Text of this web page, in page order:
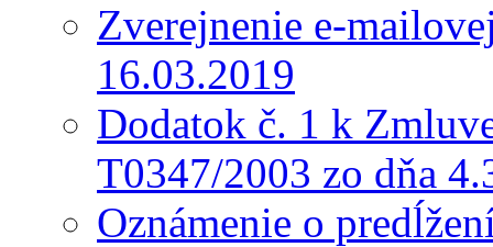
Zverejnenie e-
16.03.2019
Dodatok č. 1 k
T0347/2003 zo dňa
Oznámenie o